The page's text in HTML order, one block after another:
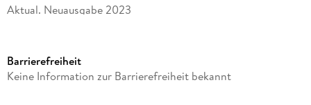
Aktual. Neuausgabe 2023
Reihe
Barrierefreiheit
Keine Information zur Barrierefreiheit bekannt